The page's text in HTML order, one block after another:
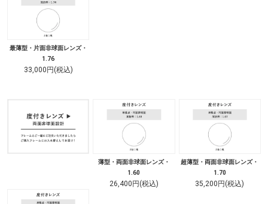
最薄型・片面非球面レンズ・
1.76
33,000円(税込)
薄型・両面非球面レンズ・
1.60
26,400円(税込)
超薄型・両面非球面レンズ・
1.70
35,200円(税込)